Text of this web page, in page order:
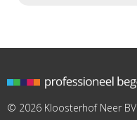
© 2026 Kloosterhof Neer BV